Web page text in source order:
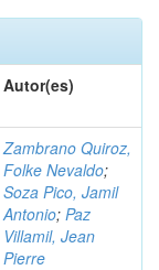
Autor(es)
Zambrano Quiroz,
Folke Nevaldo;
Soza Pico, Jamil
Antonio; Paz
Villamil, Jean
Pierre